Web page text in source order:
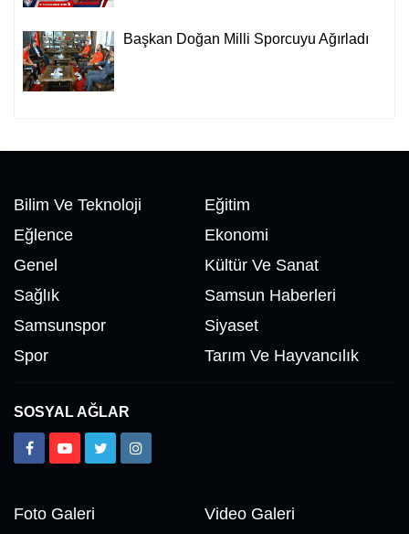
Başkan Doğan Milli Sporcuyu Ağırladı
Bilim Ve Teknoloji
Eğitim
Eğlence
Ekonomi
Genel
Kültür Ve Sanat
Sağlık
Samsun Haberleri
Samsunspor
Siyaset
Spor
Tarım Ve Hayvancılık
SOSYAL AĞLAR
Foto Galeri Video Galeri